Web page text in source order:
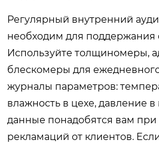
Регулярный внутренний
необходим для поддержания
Используйте толщиномеры,
блескомеры для
журналы параметров:
влажность в цехе, давление в
данные понадобятся вам при
рекламаций от клиентов.